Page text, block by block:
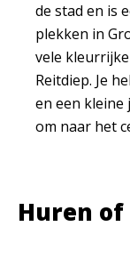
de stad en is
plekken in
vele
Reitdiep. Je
en een
om naar het
Huren of